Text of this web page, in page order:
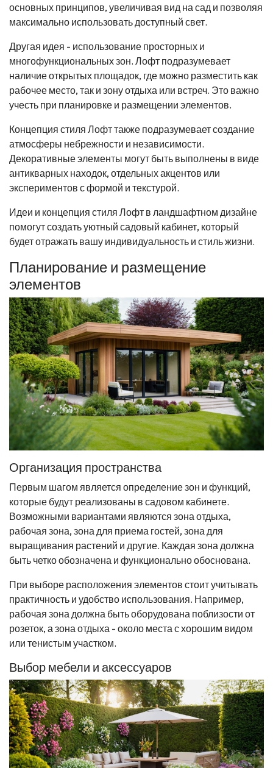
основных принципов, увеличивая вид на сад и позволяя
максимально использовать доступный свет.
Другая идея - использование просторных и
многофункциональных зон. Лофт подразумевает
наличие открытых площадок, где можно разместить как
рабочее место, так и зону отдыха или встреч. Это важно
учесть при планировке и размещении элементов.
Концепция стиля Лофт также подразумевает создание
атмосферы небрежности и независимости.
Декоративные элементы могут быть выполнены в виде
антикварных находок, отдельных акцентов или
экспериментов с формой и текстурой.
Идеи и концепция стиля Лофт в ландшафтном дизайне
помогут создать уютный садовый кабинет, который
будет отражать вашу индивидуальность и стиль жизни.
Планирование и размещение
элементов
Организация пространства
Первым шагом является определение зон и функций,
которые будут реализованы в садовом кабинете.
Возможными вариантами являются зона отдыха,
рабочая зона, зона для приема гостей, зона для
выращивания растений и другие. Каждая зона должна
быть четко обозначена и функционально обоснована.
При выборе расположения элементов стоит учитывать
практичность и удобство использования. Например,
рабочая зона должна быть оборудована поблизости от
розеток, а зона отдыха - около места с хорошим видом
или тенистым участком.
Выбор мебели и аксессуаров